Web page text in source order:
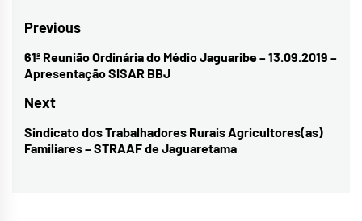
Navegação
de
Post
Previous
Previous
post:
61ª Reunião Ordinária do Médio Jaguaribe – 13.09.2019 –
Apresentação SISAR BBJ
Next
Next
post:
Sindicato dos Trabalhadores Rurais Agricultores(as)
Familiares – STRAAF de Jaguaretama